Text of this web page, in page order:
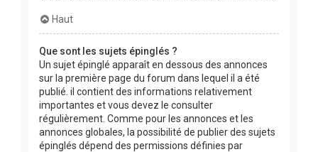
Haut
Que sont les sujets épinglés ?
Un sujet épinglé apparaît en dessous des annonces
sur la première page du forum dans lequel il a été
publié. il contient des informations relativement
importantes et vous devez le consulter
régulièrement. Comme pour les annonces et les
annonces globales, la possibilité de publier des sujets
épinglés dépend des permissions définies par